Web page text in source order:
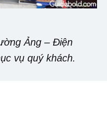
Ảng – Điện
vụ quý khách.